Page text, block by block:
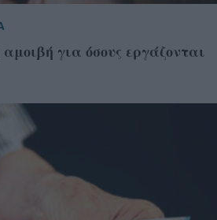
για όσους εργάζονται